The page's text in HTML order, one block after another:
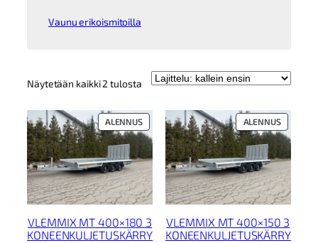
Vaunu erikoismitoilla
Näytetään kaikki 2 tulostaKallein
ALENNUSTUOTE
ALENNUKSESSA
VLEMMIX MT 400×180 3
KONEENKULJETUSKÄRRY
ALENNUSTUOTE
VLEMMIX MT 400×150 3
KONEENKULJETUSKÄRRY